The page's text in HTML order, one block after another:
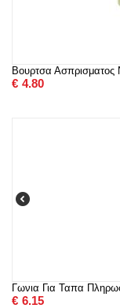
Βουρτσα
€ 4.80
Γωνια Για Ταπα
€ 6.15